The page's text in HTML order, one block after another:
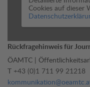
Cookies auf dieser
Rückfragehinweis für
ÖAMTC |
T +43 (0)1 711 99 21218